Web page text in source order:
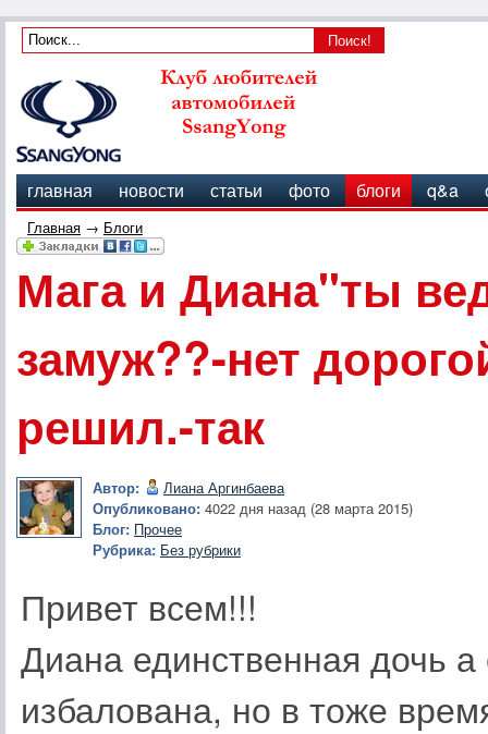
главная новости статьи фото блоги q&a
Главная → Блоги
Мага и Диана"ты
замуж??-нет
решил.-так
Автор:
Лиана Аргинбаева
Опубликовано: 4022 дня назад (28 марта 2015)
Блог: Прочее
Рубрика: Без рубрики
Привет всем!!!
Диана единственная дочь
избалована, но в тоже